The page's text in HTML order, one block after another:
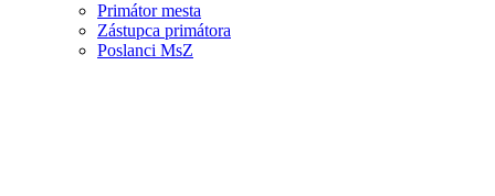
Primátor mesta
Zástupca primátora
Poslanci MsZ